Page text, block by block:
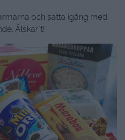
och sätta igång med
Älskar´t!